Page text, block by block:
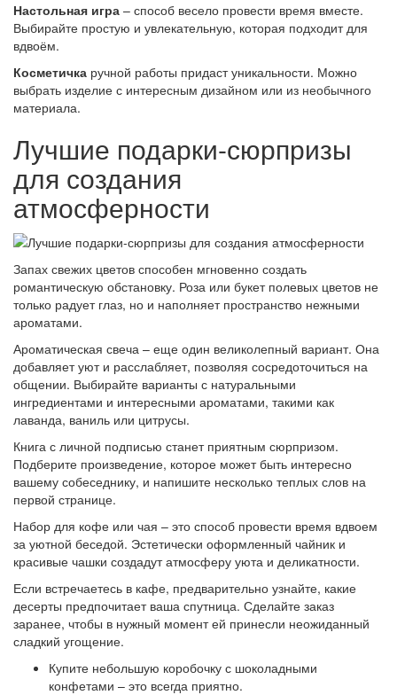
Настольная игра – способ весело провести время вместе.
Выбирайте простую и увлекательную, которая подходит для
вдвоём.
Косметичка ручной работы придаст уникальности. Можно
выбрать изделие с интересным дизайном или из необычного
материала.
Лучшие подарки-сюрпризы
для создания
атмосферности
Запах свежих цветов способен мгновенно создать
романтическую обстановку. Роза или букет полевых цветов не
только радует глаз, но и наполняет пространство нежными
ароматами.
Ароматическая свеча – еще один великолепный вариант. Она
добавляет уют и расслабляет, позволяя сосредоточиться на
общении. Выбирайте варианты с натуральными
ингредиентами и интересными ароматами, такими как
лаванда, ваниль или цитрусы.
Книга с личной подписью станет приятным сюрпризом.
Подберите произведение, которое может быть интересно
вашему собеседнику, и напишите несколько теплых слов на
первой странице.
Набор для кофе или чая – это способ провести время вдвоем
за уютной беседой. Эстетически оформленный чайник и
красивые чашки создадут атмосферу уюта и деликатности.
Если встречаетесь в кафе, предварительно узнайте, какие
десерты предпочитает ваша спутница. Сделайте заказ
заранее, чтобы в нужный момент ей принесли неожиданный
сладкий угощение.
Купите небольшую коробочку с шоколадными
конфетами – это всегда приятно.